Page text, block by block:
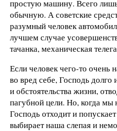
простую машину. Всего
обычную. А советские
разумный человек
лучшем случае
тачанка, механическая
Если человек чего-то очень
во вред себе, Господь долго
и обстоятельства жизни,
пагубной цели. Но, когда мы
Господь отходит и
выбирает наша слепая и